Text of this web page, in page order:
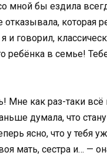
мной бы ездила
отказывала, которая
и говорил,
ребёнка в семье!
Мне как раз-таки всё
думала, что
ясно, что у тебя
мать, сестра и… —